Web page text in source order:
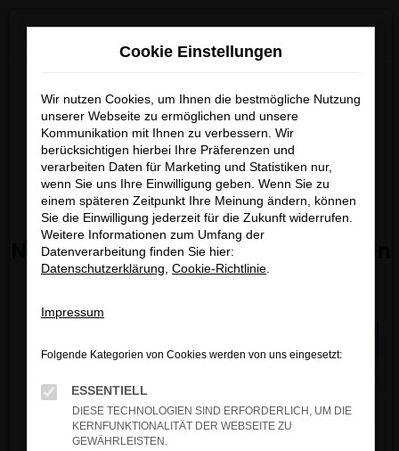
Zum
FEHLER: NETWORK ERROR
Beim Laden ist ein Fehler aufgetreten.
Hier sind ein paar Tipps, die dir helfen können:
Überprüfe deine Firewall und deine
Internetverbindung.
Suchmaschine?
Manche Erweiterungen, wie Werbeblocker,
verhindern. Funktioniert die Seite in einem
anderen Browser oder in einem privaten
Fenster?
Cookie Einstellungen
Wir nutzen Cookies, um Ihnen die bestmögliche Nutzung
unserer Webseite zu ermöglichen und unsere
Kommunikation mit Ihnen zu verbessern. Wir
berücksichtigen hierbei Ihre Präferenzen und
verarbeiten Daten für Marketing und Statistiken nur,
wenn Sie uns Ihre Einwilligung geben. Wenn Sie zu
einem späteren Zeitpunkt Ihre Meinung ändern, können
Sie die Einwilligung jederzeit für die Zukunft widerrufen.
Weitere Informationen zum Umfang der
Datenverarbeitung finden Sie hier:
Datenschutzerklärung Cookie-Richtlinie
Impressum
Folgende Kategorien von Cookies werden von uns eingesetzt:
ESSENTIELL
DIESE TECHNOLOGIEN SIND ERFORDERLICH, UM DIE
KERNFUNKTIONALITÄT DER WEBSEITE ZU
GEWÄHRLEISTEN.
×
Modelle vonKGM ab dem
01.07.2026bei uns.
Freuen Sie sich auf moderne
Technik, attraktives Design und
starke Angebote.
Nicht verpassen – jetzt informieren
und vormerken lassen!